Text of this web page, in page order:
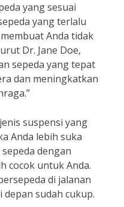
yang sesuai
yang terlalu
Anda tidak
Dr. Jane Doe,
sepeda yang tepat
dan meningkatkan
suspensi yang
Anda lebih suka
dengan
cocok untuk Anda.
di jalanan
depan sudah cukup.